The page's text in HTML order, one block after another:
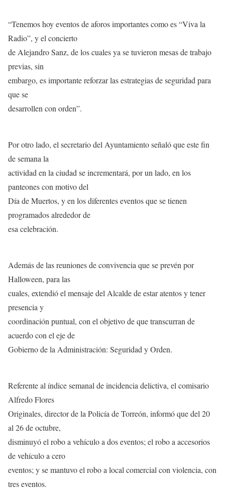
“Tenemos hoy eventos de aforos importantes como es “Viva la
Radio”, y el concierto
de Alejandro Sanz, de los cuales ya se tuvieron mesas de trabajo
previas, sin
embargo, es importante reforzar las estrategias de seguridad para
que se
desarrollen con orden”.
Por otro lado, el secretario del Ayuntamiento señaló que este fin
de semana la
actividad en la ciudad se incrementará, por un lado, en los
panteones con motivo del
Día de Muertos, y en los diferentes eventos que se tienen
programados alrededor de
esa celebración.
Además de las reuniones de convivencia que se prevén por
Halloween, para las
cuales, extendió el mensaje del Alcalde de estar atentos y tener
presencia y
coordinación puntual, con el objetivo de que transcurran de
acuerdo con el eje de
Gobierno de la Administración: Seguridad y Orden.
Referente al índice semanal de incidencia delictiva, el comisario
Alfredo Flores
Originales, director de la Policía de Torreón, informó que del 20
al 26 de octubre,
disminuyó el robo a vehículo a dos eventos; el robo a accesorios
de vehículo a cero
eventos; y se mantuvo el robo a local comercial con violencia, con
tres eventos.